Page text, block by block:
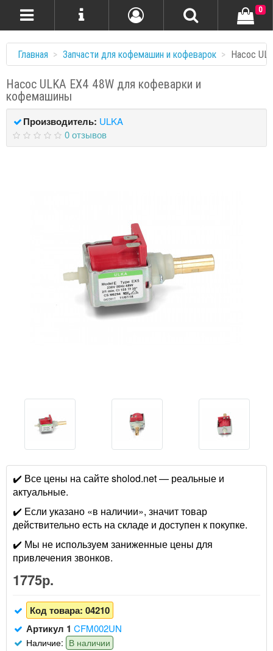
0
Главная Запчасти для кофемашин и кофеварок Насос
Насос ULKA EX4 48W для кофеварки и
кофемашины
Производитель: ULKA
0 отзывов
✔️ Все цены на сайте sholod.net — реальные и
актуальные.
✔️ Если указано «в наличии», значит товар
действительно есть на складе и доступен к покупке.
✔️ Мы не используем заниженные цены для
привлечения звонков.
1775р.
Код товара: 04210
Артикул 1 CFM002UN
Наличие: В наличии